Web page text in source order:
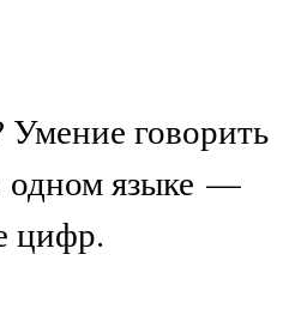
говорить
одном языке —
цифр.